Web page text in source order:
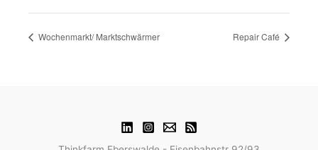
Wochenmarkt/ Marktschwärmer Repair Café